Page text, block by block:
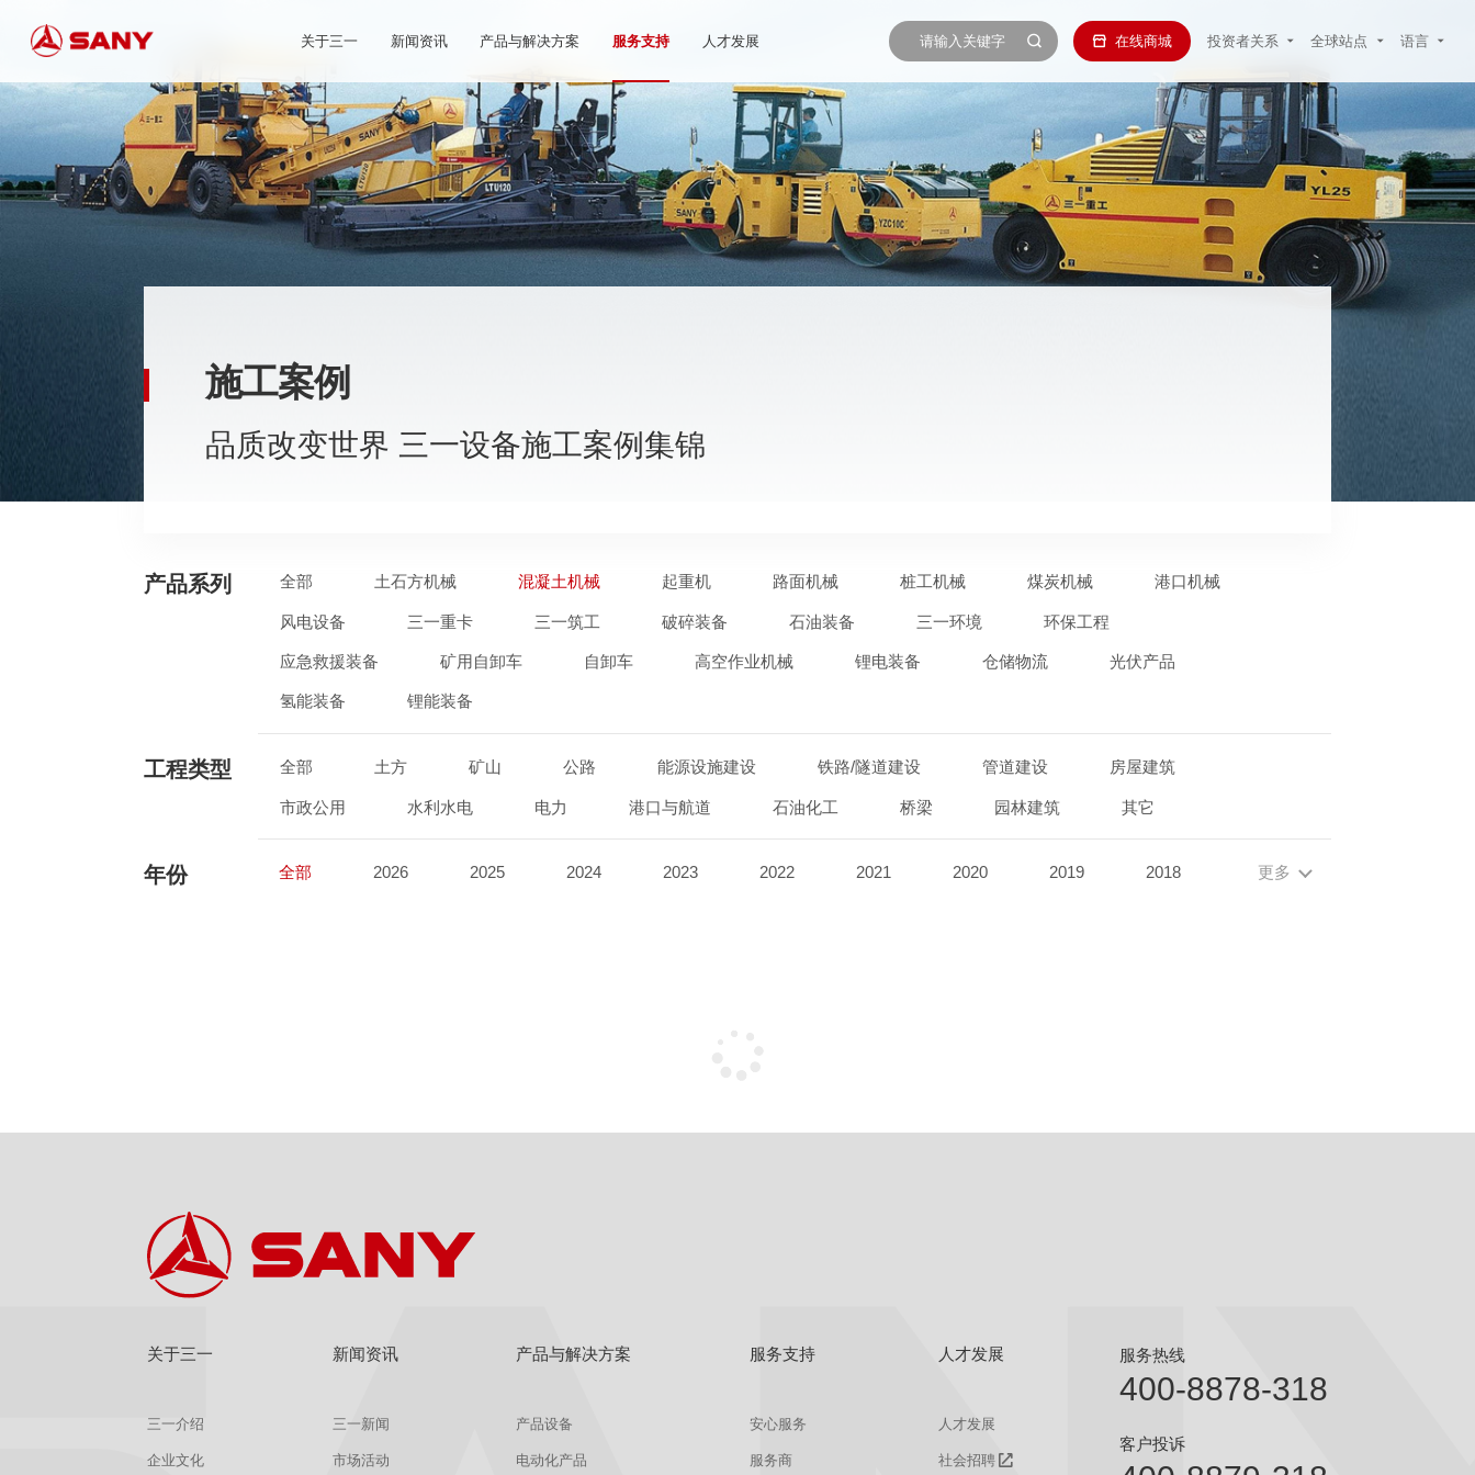
关于三一 新闻资讯 产品与解决方案 服务支持 人才发展 在线商城 投资者关系 全球站点 语言
施工案例
品质改变世界 三一设备施工案例集锦
产品系列 全部 土石方机械 混凝土机械 起重机 路面机械 桩工机械 煤炭机械 港口机械
风电设备 三一重卡 三一筑工 破碎装备 石油装备 三一环境 环保工程
应急救援装备 矿用自卸车 自卸车 高空作业机械 锂电装备 仓储物流 光伏产品
氢能装备 锂能装备
工程类型 全部 土方 矿山 公路 能源设施建设 铁路/隧道建设 管道建设 房屋建筑
市政公用 水利水电 电力 港口与航道 石油化工 桥梁 园林建筑 其它
年份 全部 2026 2025 2024 2023 2022 2021 2020 2019 2018 更多
关于三一
三一介绍
企业文化
新闻资讯
三一新闻
市场活动
产品与解决方案
产品设备
电动化产品
服务支持
安心服务
服务商
人才发展
人才发展
社会招聘
服务热线
400-8878-318
客户投诉